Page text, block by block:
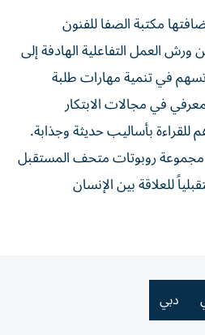
مكتبة الصفا للفنون
العمل التفاعلية الهادفة إلى
تسهم في تنمية مهارات طلبة
في مجالات الابتكار
للقراءة بأساليب حديثة وجذابة.
مجموعة روبوتات متحف المستقبل
للعلاقة بين الإنسان
دبي